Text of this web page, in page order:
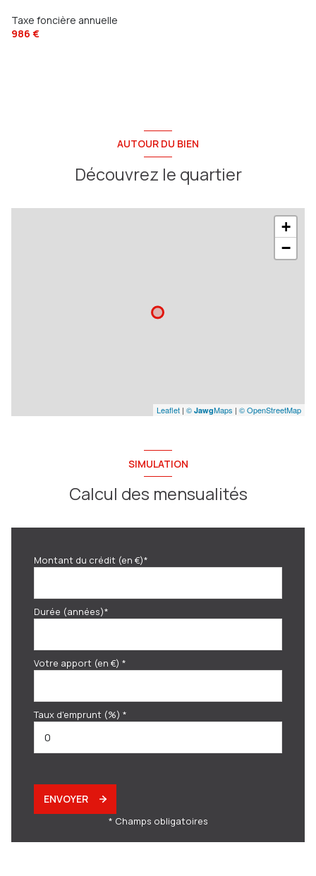
Taxe foncière annuelle
986 €
AUTOUR DU BIEN
Découvrez le quartier
+
−
Leaflet | © JawgMaps | © OpenStreetMap
SIMULATION
Calcul des mensualités
Montant du crédit (en €)*
Durée (années)*
Votre apport (en €) *
Taux d'emprunt (%) *
ENVOYER
* Champs obligatoires